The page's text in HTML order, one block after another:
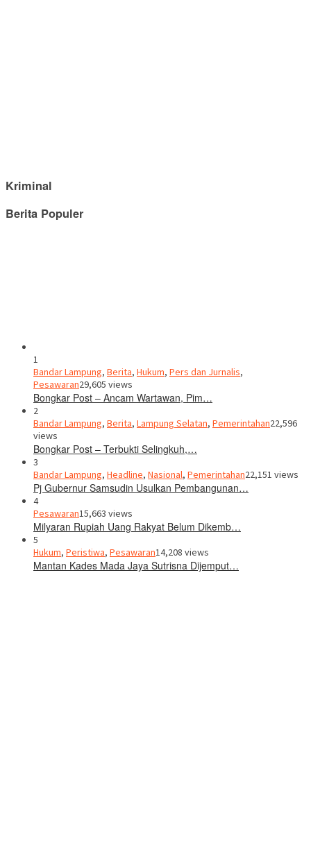
Kriminal
Berita Populer
1
Bandar Lampung, Berita, Hukum, Pers dan Jurnalis,
Pesawaran29,605 views
Bongkar Post – Ancam Wartawan, Pim…
2
Bandar Lampung, Berita, Lampung Selatan, Pemerintahan22,596
views
Bongkar Post – Terbukti Selingkuh,…
3
Bandar Lampung, Headline, Nasional, Pemerintahan22,151 views
Pj Gubernur Samsudin Usulkan Pembangunan…
4
Pesawaran15,663 views
Milyaran Rupiah Uang Rakyat Belum Dikemb…
5
Hukum, Peristiwa, Pesawaran14,208 views
Mantan Kades Mada Jaya Sutrisna Dijemput…